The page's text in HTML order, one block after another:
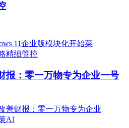
报：零一万物专为企业一号